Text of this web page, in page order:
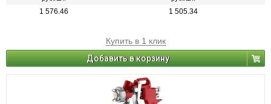
1 576.46 1 505.34
Купить в 1 клик
Добавить в корзину